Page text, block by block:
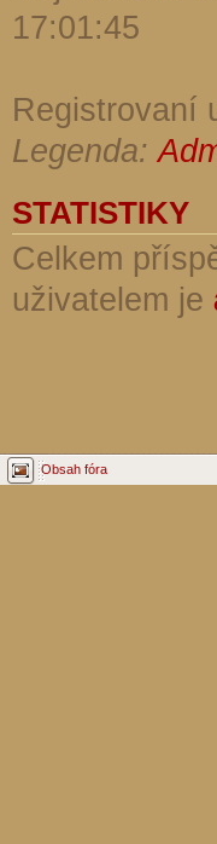
17:01:45
Registrovaní
Legenda:
STATISTIKY
Celkem
uživatelem je
Obsah fóra